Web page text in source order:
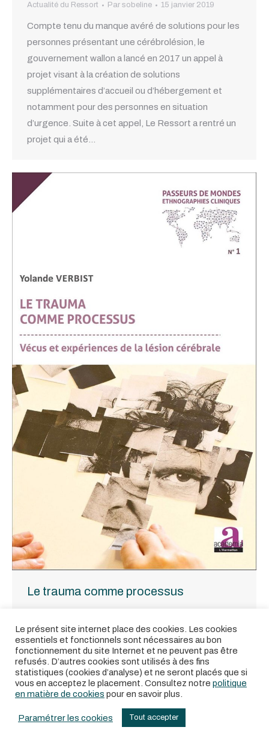
Actualité du Ressort Par sobeline 15 janvier 2019
Compte tenu du manque avéré de solutions pour les
personnes présentant une cérébrolésion, le
gouvernement wallon a lancé en 2017 un appel à
projet visant à la création de solutions
supplémentaires d’accueil ou d’hébergement et
notamment pour des personnes en situation
d’urgence. Suite à cet appel, Le Ressort a rentré un
projet qui a été…
Le trauma comme processus
Vécus et expériences de la lésion cérébrale par
YOLANDE VERBIST
© ByPoush
Le présent site internet place des cookies. Les cookies
essentiels et fonctionnels sont nécessaires au bon
fonctionnement du site Internet et ne peuvent pas être
refusés. D’autres cookies sont utilisés à des fins
statistiques (cookies d’analyse) et ne seront placés que si
vous en acceptez le placement. Consultez notre politique
en matière de cookies pour en savoir plus.
Paramétrer les cookies Tout accepter